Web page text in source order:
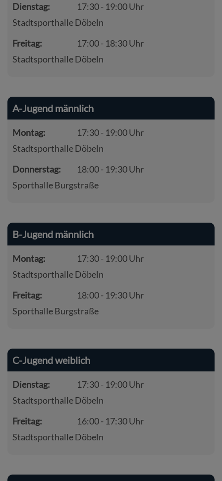
Dienstag:
17:30 - 19:00 Uhr
Stadtsporthalle Döbeln
Freitag:
17:00 - 18:30 Uhr
Stadtsporthalle Döbeln
A-Jugend männlich
Montag:
17:30 - 19:00 Uhr
Stadtsporthalle Döbeln
Donnerstag:
18:00 - 19:30 Uhr
Sporthalle Burgstraße
B-Jugend männlich
Montag:
17:30 - 19:00 Uhr
Stadtsporthalle Döbeln
Freitag:
18:00 - 19:30 Uhr
Sporthalle Burgstraße
C-Jugend weiblich
Dienstag:
17:30 - 19:00 Uhr
Stadtsporthalle Döbeln
Freitag:
16:00 - 17:30 Uhr
Stadtsporthalle Döbeln